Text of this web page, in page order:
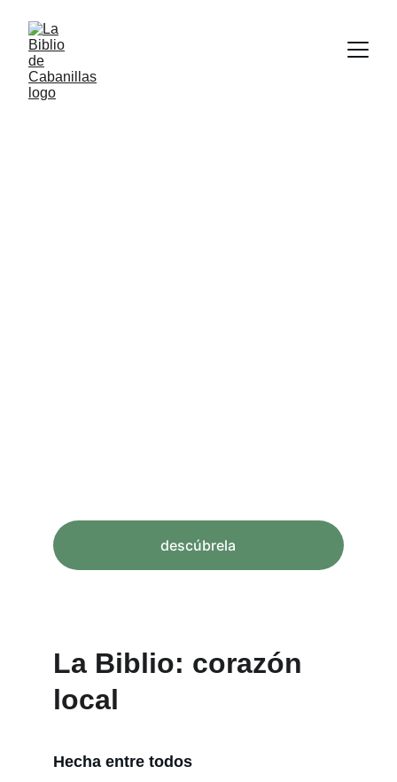
descúbrela
La Biblio: corazón
local
Hecha entre todos